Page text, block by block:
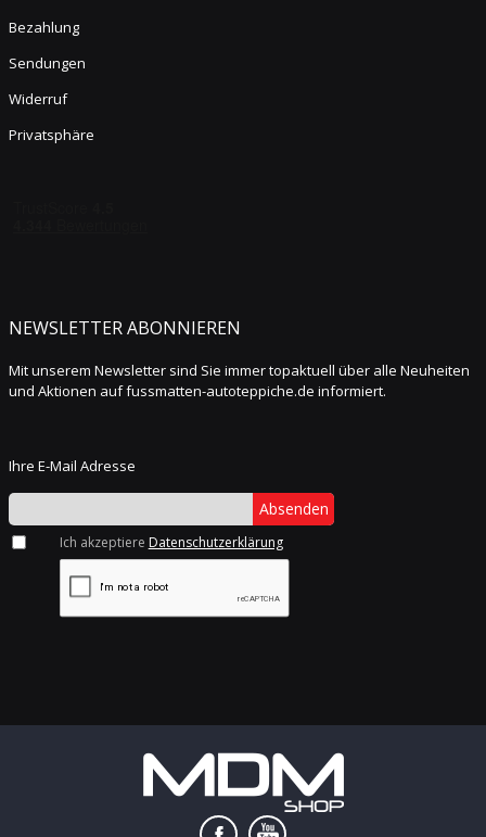
Bezahlung
Sendungen
Widerruf
Privatsphäre
NEWSLETTER ABONNIEREN
Mit unserem Newsletter sind Sie immer topaktuell über alle Neuheiten
und Aktionen auf fussmatten-autoteppiche.de informiert.
Ihre E-Mail Adresse
Absenden
Ich akzeptiere Datenschutzerklärung